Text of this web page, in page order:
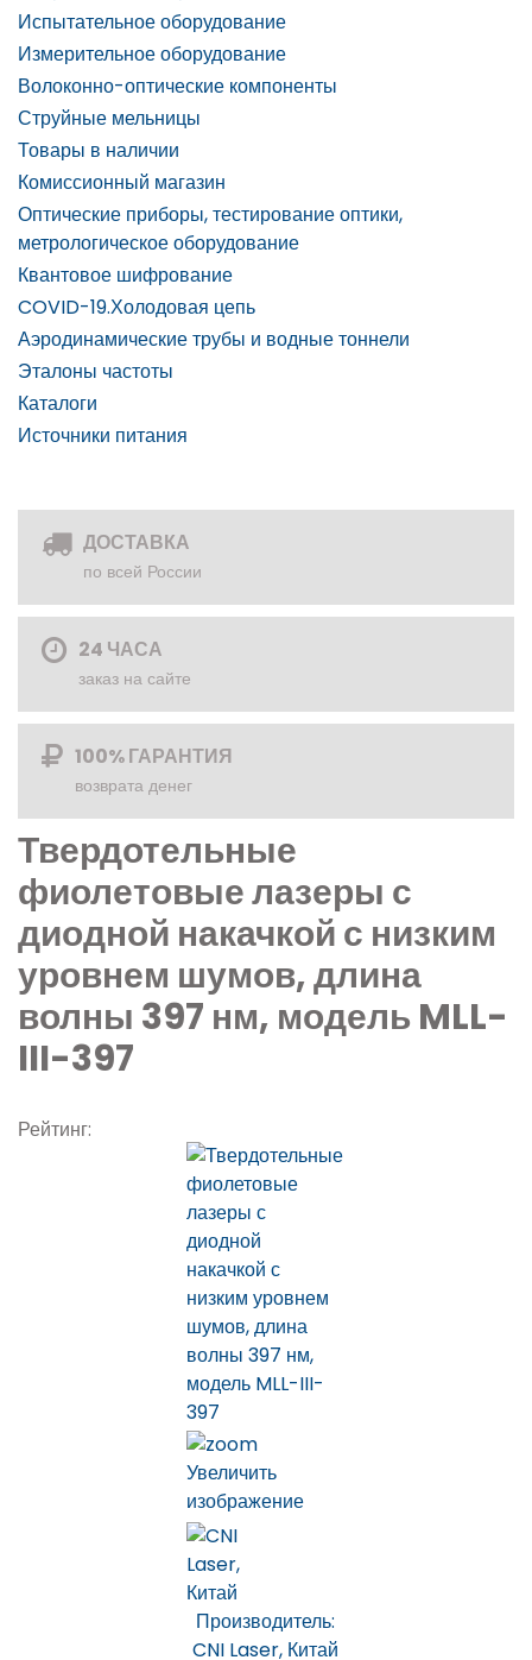
Испытательное оборудование
Измерительное оборудование
Волоконно-оптические компоненты
Струйные мельницы
Товары в наличии
Комиссионный магазин
Оптические приборы, тестирование оптики,
метрологическое оборудование
Квантовое шифрование
COVID-19.Холодовая цепь
Аэродинамические трубы и водные тоннели
Эталоны частоты
Каталоги
Источники питания
ДОСТАВКА
по всей России
24 ЧАСА
заказ на сайте
100% ГАРАНТИЯ
возврата денег
Твердотельные
фиолетовые лазеры с
диодной накачкой с низким
уровнем шумов, длина
волны 397 нм, модель MLL-
III-397
Рейтинг:
Увеличить
изображение
Производитель:
CNI Laser, Китай